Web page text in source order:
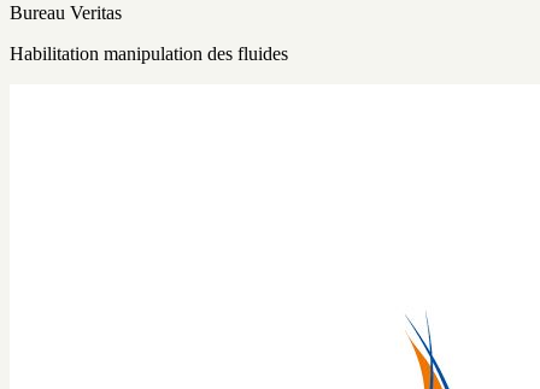
Bureau Veritas
Habilitation manipulation des fluides